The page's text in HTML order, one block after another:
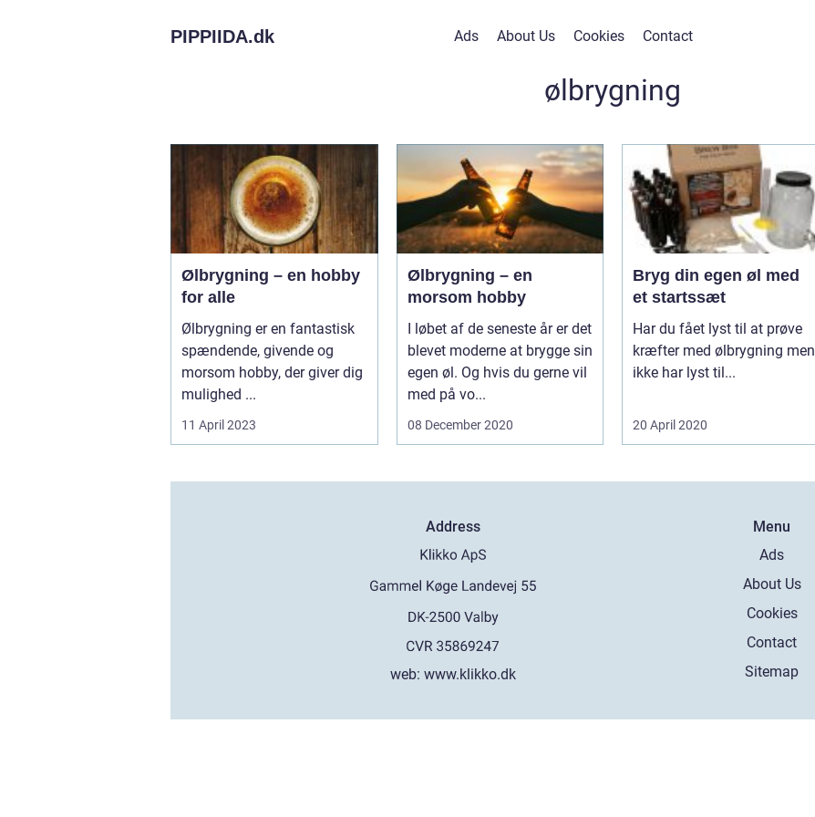
PIPPIIDA.dk Ads About Us Cookies Contact
ølbrygning
Ølbrygning – en hobby
for alle
Ølbrygning er en fantastisk
spændende, givende og
morsom hobby, der giver dig
mulighed ...
11 April 2023
Ølbrygning – en
morsom hobby
I løbet af de seneste år er det
blevet moderne at brygge sin
egen øl. Og hvis du gerne vil
med på vo...
08 December 2020
Bryg din egen øl med
et startssæt
Har du fået lyst til at prøve
kræfter med ølbrygning men
ikke har lyst til...
20 April 2020
Address
web:www.klikko.dk
Menu
Ads
About Us
Cookies
Contact
Sitemap